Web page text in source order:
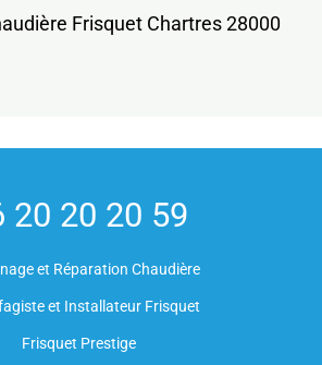
Frisquet Chartres 28000
20 20 20 59
et Réparation Chaudière
et Installateur Frisquet
Frisquet Prestige